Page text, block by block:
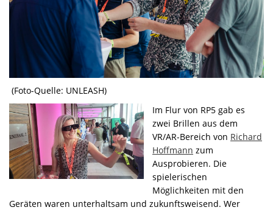
(Foto-Quelle: UNLEASH)
Im Flur von RP5 gab es
zwei Brillen aus dem
VR/AR-Bereich von Richard
Hoffmann zum
Ausprobieren. Die
spielerischen
Möglichkeiten mit den
Geräten waren unterhaltsam und zukunftsweisend. Wer